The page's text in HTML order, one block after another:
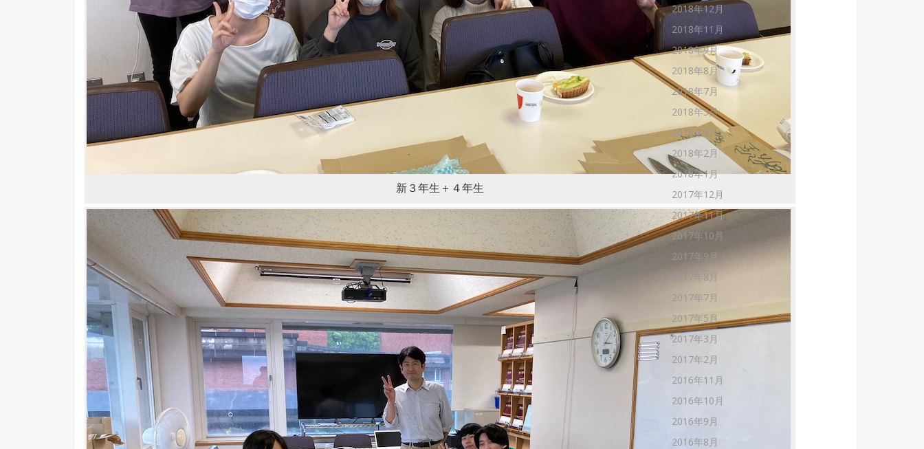
新３年生＋４年生
2018年12月
2018年11月
2018年9月
2018年8月
2018年7月
2018年5月
2018年3月
2018年2月
2018年1月
2017年12月
2017年11月
2017年10月
2017年9月
2017年8月
2017年7月
2017年5月
2017年3月
2017年2月
2016年11月
2016年10月
2016年9月
2016年8月